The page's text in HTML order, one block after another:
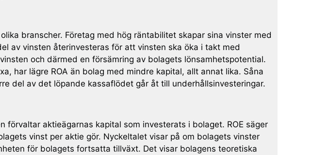
branscher. Företag med hög räntabilitet skapar sina vinster med
av vinsten återinvesteras för att vinsten ska öka i takt med
och därmed en försämring av bolagets lönsamhetspotential.
har lägre ROA än bolag med mindre kapital, allt annat lika. Såna
del av det löpande kassaflödet går åt till underhållsinvesteringar.
förvaltar aktieägarnas kapital som investerats i bolaget. ROE säger
vinst per aktie gör. Nyckeltalet visar på om bolagets vinster
för bolagets fortsatta tillväxt. Det visar bolagens teoretiska